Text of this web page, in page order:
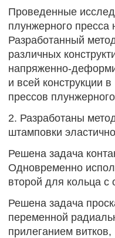
Проведенные
плунжерного пресса
Разработанный
различных
напряженно-
и всей конструкции
прессов
2. Разработаны
штамповки
Решена задача
Одновременно
второй для кольца с
Решена задача
переменной
прилеганием